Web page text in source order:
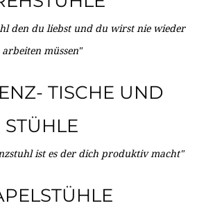
den du liebst und du wirst nie wieder
arbeiten müssen"
TISCHE UND
STÜHLE
ist es der dich produktiv macht"